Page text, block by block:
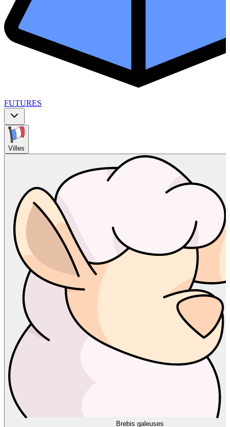
FUTURES
Villes
Brebis galeuses